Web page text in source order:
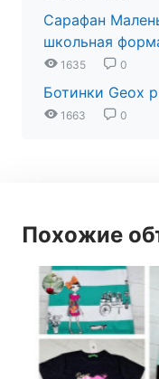
Сарафан
школьная
1635 0
Ботинки Geox
1663 0
Похожие